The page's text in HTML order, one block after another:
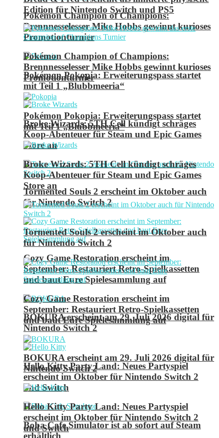
Pokémon Champion of Champions:
Brennnesselesser Mike Hobbs gewinnt kurioses
Promotionturnier
Pokémon Pokopia: Erweiterungspass startet
mit Teil 1 „Blubbmeeria“
Broke Wizards: 5TH Cell kündigt schräges
Koop-Abenteuer für Steam und Epic Games
Store an
Tormented Souls 2 erscheint im Oktober auch
für Nintendo Switch 2
Cozy Game Restoration erscheint im
September: Restauriert Retro-Spielkassetten
und baut Eure Spielesammlung auf
BOKURA erscheint am 29. Juli 2026 digital für
Nintendo Switch 2
Hello Kitty Party Land: Neues Partyspiel
erscheint im Oktober für Nintendo Switch 2
und Switch
Boba Cafe Simulator ist ab sofort auf Steam
erhältlich
Edition für Nintendo Switch und PS5
Pokémon Champion of Champions:
Brennnesselesser Mike Hobbs gewinnt kurioses
Promotionturnier
Pokémon Pokopia: Erweiterungspass startet
mit Teil 1 „Blubbmeeria“
Broke Wizards: 5TH Cell kündigt schräges
Koop-Abenteuer für Steam und Epic Games
Store an
Tormented Souls 2 erscheint im Oktober auch
für Nintendo Switch 2
Cozy Game Restoration erscheint im
September: Restauriert Retro-Spielkassetten
und baut Eure Spielesammlung auf
BOKURA erscheint am 29. Juli 2026 digital für
Nintendo Switch 2
Hello Kitty Party Land: Neues Partyspiel
erscheint im Oktober für Nintendo Switch 2
und Switch